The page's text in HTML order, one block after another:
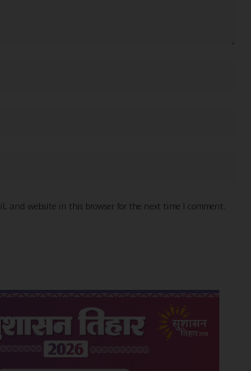
and website in this browser for the next time I comment.